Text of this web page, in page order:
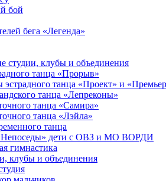
бой
бега «Легенда»
студии, клубы и объединения
танца «Прорыв»
эстрадного танца «Проект» и
танца «Лепреконы»
танца «Самира»
танца «Лэйла»
танца
дети с ОВЗ и МО ВОРДИ
гимнастика
клубы и объединения